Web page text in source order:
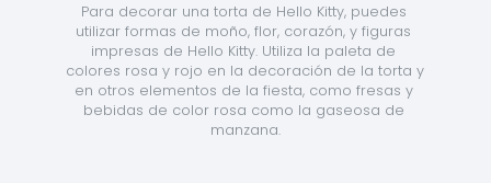
Para decorar una torta de Hello Kitty, puedes
utilizar formas de moño, flor, corazón, y figuras
impresas de Hello Kitty. Utiliza la paleta de
colores rosa y rojo en la decoración de la torta y
en otros elementos de la fiesta, como fresas y
bebidas de color rosa como la gaseosa de
manzana.